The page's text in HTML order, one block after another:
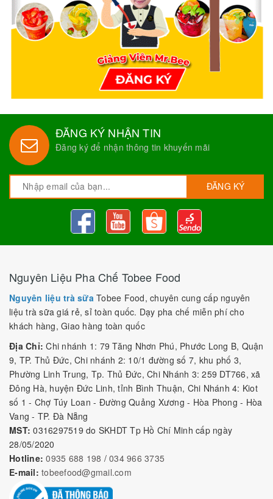
ĐĂNG KÝ NHẬN TIN
Đăng ký để nhận thông tin khuyến mãi
ĐĂNG KÝ
Nguyên Liệu Pha Chế Tobee Food
Nguyên liệu trà sữa Tobee Food, chuyên cung cấp nguyên
liệu trà sữa giá rẻ, sỉ toàn quốc. Dạy pha chế miễn phí cho
khách hàng, Giao hàng toàn quốc
Địa Chỉ: Chi nhánh 1: 79 Tăng Nhơn Phú, Phước Long B, Quận
9, TP. Thủ Đức, Chi nhánh 2: 10/1 đường số 7, khu phố 3,
Phường Linh Trung, Tp. Thủ Đức, Chi Nhánh 3: 259 DT766, xã
Đông Hà, huyện Đức Linh, tỉnh Bình Thuận, Chi Nhánh 4: Kiot
số 1 - Chợ Túy Loan - Đường Quảng Xương - Hòa Phong - Hòa
Vang - TP. Đà Nẵng
MST: 0316297519 do SKHDT Tp Hồ Chí Minh cấp ngày
28/05/2020
Hotline: 0935 688 198 / 034 966 3735
E-mail: tobeefood@gmail.com